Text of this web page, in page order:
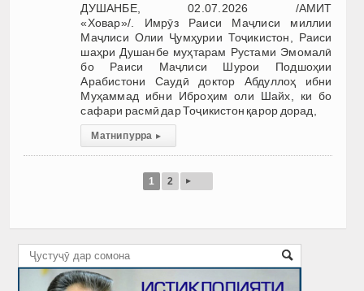
ДУШАНБЕ, 02.07.2026 /АМИТ
«Ховар»/. Имрӯз Раиси Маҷлиси миллии
Маҷлиси Олии Ҷумҳурии Тоҷикистон, Раиси
шаҳри Душанбе муҳтарам Рустами Эмомалӣ
бо Раиси Маҷлиси Шурои Подшоҳии
Арабистони Саудӣ доктор Абдуллоҳ ибни
Муҳаммад ибни Иброҳим оли Шайх, ки бо
сафари расмӣ дар Тоҷикистон қарор дорад,
Матни пурра ▸
1 2 ▸